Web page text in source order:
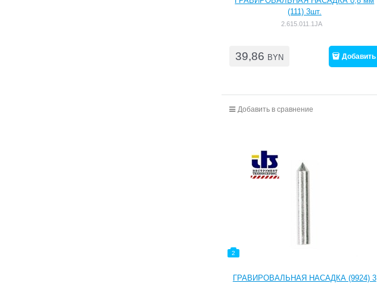
(111) 3шт.
2.615.011.1JA
39,86 BYN Добавить
Добавить в сравнение
2
ГРАВИРОВАЛЬНАЯ НАСАДКА (9924) 3